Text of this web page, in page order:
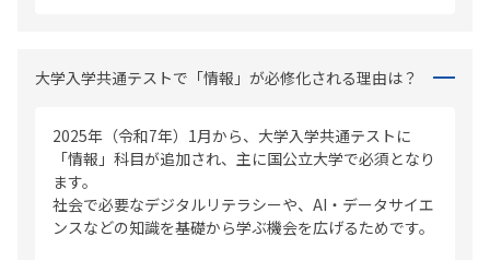
大学入学共通テストで「情報」が必修化される理由は？
2025年（令和7年）1月から、大学入学共通テストに
「情報」科目が追加され、主に国公立大学で必須となり
ます。
社会で必要なデジタルリテラシーや、AI・データサイエ
ンスなどの知識を基礎から学ぶ機会を広げるためです。